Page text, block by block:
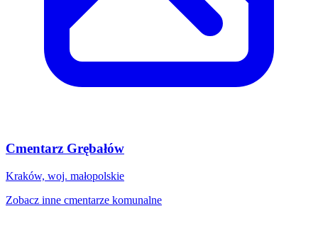
Cmentarz Grębałów
Kraków, woj. małopolskie
Zobacz inne cmentarze komunalne